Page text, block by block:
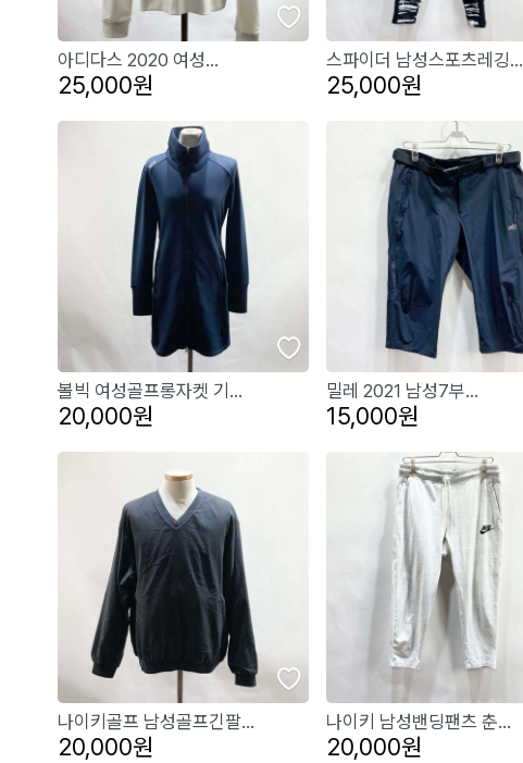
아디다스 2020 여성...
25,000원
스파이더 남성스포츠레깅...
25,000원
볼빅 여성골프롱자켓 기...
20,000원
밀레 2021 남성7부...
15,000원
나이키골프 남성골프긴팔...
20,000원
나이키 남성밴딩팬츠 춘...
20,000원